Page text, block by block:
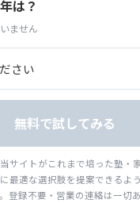
は？
ません
無料で試してみる
サイトがこれまで培った塾・
最適な選択肢を提案できるよ
登録不要・営業の連絡は一切